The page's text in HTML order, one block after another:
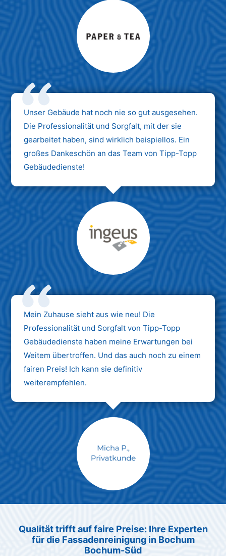
Max Mustermann
Unternehmen AG
Unser Gebäude hat noch nie so gut ausgesehen.
Die Professionalität und Sorgfalt, mit der sie
gearbeitet haben, sind wirklich beispiellos. Ein
großes Dankeschön an das Team von Tipp-Topp
Gebäudedienste!
Max Mustermann
Unternehmen AG
Mein Zuhause sieht aus wie neu! Die
Professionalität und Sorgfalt von Tipp-Topp
Gebäudedienste haben meine Erwartungen bei
Weitem übertroffen. Und das auch noch zu einem
fairen Preis! Ich kann sie definitiv
weiterempfehlen.
Max Mustermann
Qualität trifft auf faire Preise: Ihre Experten
für die Fassadenreinigung in Bochum
Bochum-Süd